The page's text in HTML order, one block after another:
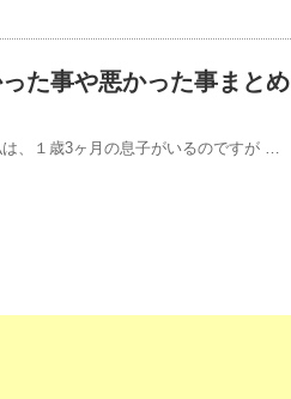
た事や悪かった事まとめ
、１歳3ヶ月の息子がいるのですが …